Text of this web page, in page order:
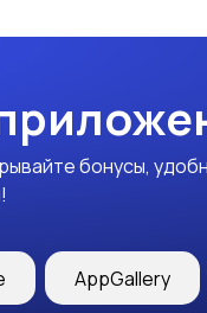
бонусы,
AppGallery